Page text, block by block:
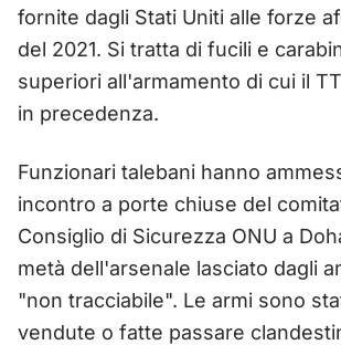
fornite dagli Stati Uniti alle forze
del 2021. Si tratta di fucili e
superiori all'armamento di cui il
in precedenza.
Funzionari talebani hanno
incontro a porte chiuse del
Consiglio di Sicurezza ONU a
metà dell'arsenale lasciato dagli
"non tracciabile". Le armi sono
vendute o fatte passare